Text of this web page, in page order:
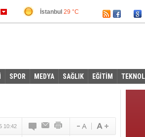
İstanbul 29 °C
Ankara22 °C
SPOR MEDYA SAĞLIK EĞİTİM
10:42